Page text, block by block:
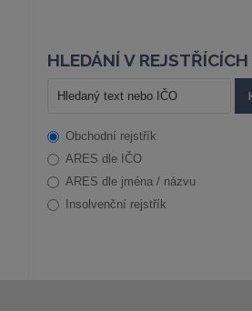
HLEDÁNÍ V REJSTŘÍCÍCH
Obchodní rejstřík
ARES dle IČO
ARES dle jména / názvu
Insolvenční rejstřík